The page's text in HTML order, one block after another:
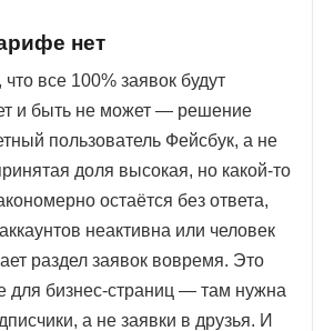
нет
все 100% заявок будут
и быть не может — решение
пользователь Фейсбук, а не
доля высокая, но какой-то
остаётся без ответа,
неактивна или человек
раздел заявок вовремя. Это
для бизнес-страниц — там нужна
а не заявки в друзья. И